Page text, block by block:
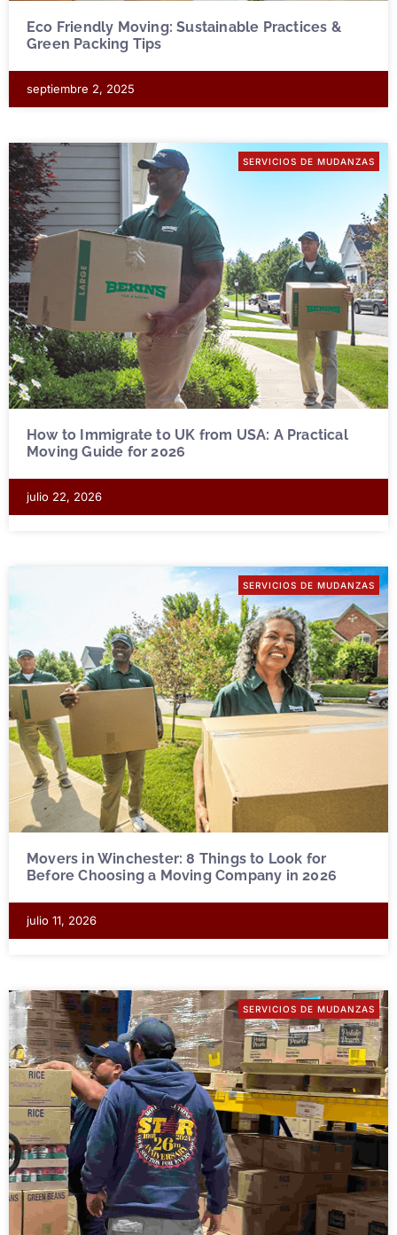
Eco Friendly Moving: Sustainable Practices &
Green Packing Tips
septiembre 2, 2025
SERVICIOS DE MUDANZAS
How to Immigrate to UK from USA: A Practical
Moving Guide for 2026
julio 22, 2026
SERVICIOS DE MUDANZAS
Movers in Winchester: 8 Things to Look for
Before Choosing a Moving Company in 2026
julio 11, 2026
SERVICIOS DE MUDANZAS